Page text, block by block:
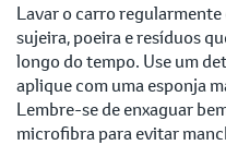
Lavar o carro
sujeira, poeira e resíduos
longo do tempo. Use um
aplique com uma esponja
Lembre-se de enxaguar
microfibra para evitar